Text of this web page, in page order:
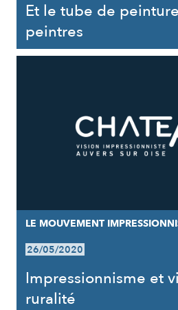
Et le tube de
peintres
LE MOUVEMENT
26/05/2020
Impressionnisme et
ruralité